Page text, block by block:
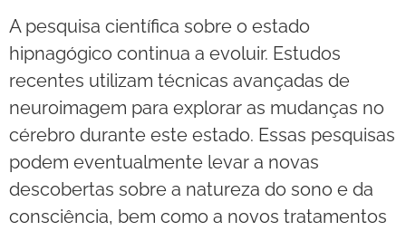
A pesquisa científica sobre o estado
hipnagógico continua a evoluir. Estudos
recentes utilizam técnicas avançadas de
neuroimagem para explorar as mudanças no
cérebro durante este estado. Essas pesquisas
podem eventualmente levar a novas
descobertas sobre a natureza do sono e da
consciência, bem como a novos tratamentos